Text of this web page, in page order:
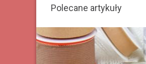
Polecane artykuły